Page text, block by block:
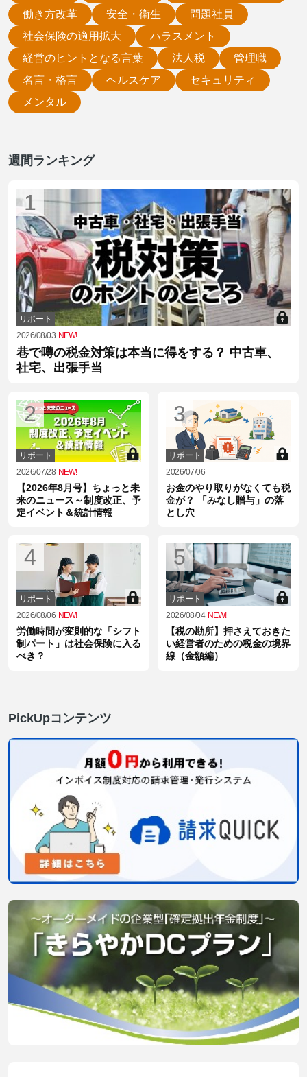
働き方改革 安全・衛生
問題社員
社会保険の適用拡大
ハラスメント
経営のヒントとなる言葉
法人税
管理職
名言・格言
ヘルスケア
セキュリティ
メンタル
週間ランキング
1
リポート
2026/08/03 NEW!
巷で噂の税金対策は本当に得をする？ 中古車、
社宅、出張手当
2
リポート
2026/07/28 NEW!
【2026年8月号】ちょっと未
来のニュース～制度改正、予
定イベント＆統計情報
3
リポート
2026/07/06
お金のやり取りがなくても税
金が？ 「みなし贈与」の落
とし穴
4
リポート
2026/08/06 NEW!
労働時間が変則的な「シフト
制パート」は社会保険に入る
べき？
5
リポート
2026/08/04 NEW!
【税の勘所】押さえておきた
い経営者のための税金の境界
線（金額編）
PickUpコンテンツ